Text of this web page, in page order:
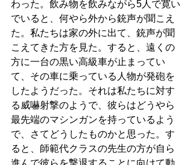
わった。飲み物を飲みながら5人で寛い
でいると、何やら外から銃声が聞こえ
た。私たちは家の外に出て、銃声が聞
こえてきた方を見た。すると、遠くの
方に一台の黒い高級車が止まってい
て、その車に乗っている人物が発砲を
したようだった。それは私たちに対す
る威嚇射撃のようで、彼らはどうやら
最先端のマシンガンを持っているよう
で、さてどうしたものかと思った。す
ると、師範代クラスの先生の方が自ら